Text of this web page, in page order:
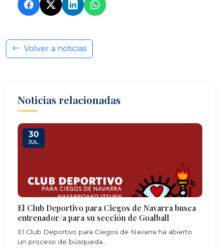
Volver a noticias
Noticias relacionadas
30
JUL.
El Club Deportivo para Ciegos de Navarra busca
entrenador/a para su sección de Goalball
El Club Deportivo para Ciegos de Navarra ha abierto
un proceso de búsqueda...